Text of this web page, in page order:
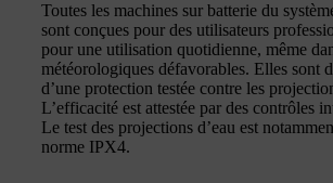
Toutes les machines sur batterie du
sont conçues pour des utilisateurs
pour une utilisation quotidienne, même
météorologiques défavorables. Elles sont
d’une protection testée contre les
L’efficacité est attestée par des contrôles
Le test des projections d’eau est
norme IPX4.